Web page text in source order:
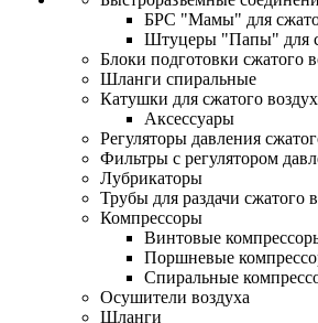
БРС "Мамы" для
Штуцеры "Папы" для
Блоки подготовки сжатого
Шланги спиральные
Катушки для сжатого
Аксессуары
Регуляторы давления
Фильтры с регулятором
Лубрикаторы
Трубы для раздачи сжатого
Компрессоры
Винтовые
Поршневые
Спиральные
Осушители воздуха
Шланги